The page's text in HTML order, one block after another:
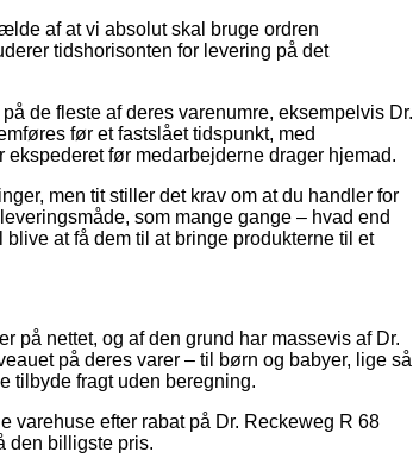
af at vi absolut skal bruge ordren
tidshorisonten for levering på det
de fleste af deres varenumre, eksempelvis Dr.
før et fastslået tidspunkt, med
før medarbejderne drager hjemad.
men tit stiller det krav om at du handler for
som mange gange – hvad end
at få dem til at bringe produkterne til et
på nettet, og af den grund har massevis af Dr.
på deres varer – til børn og babyer, lige så
tilbyde fragt uden beregning.
varehuse efter rabat på Dr. Reckeweg R 68
den billigste pris.